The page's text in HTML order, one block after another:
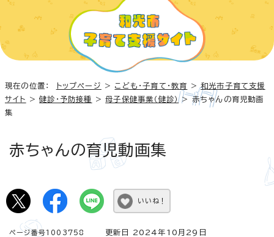
現在の位置： トップページ > こども・子育て・教育 >和光市子育て支援
サイト
>健診・予防接種 >母子保健事業（健診）> 赤ちゃんの育児動画
集
赤ちゃんの育児動画集
いいね！
ページ番号1003758 更新日 2024年10月29日